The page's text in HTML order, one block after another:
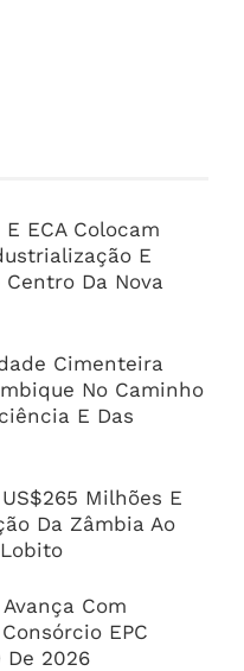
ECA Colocam
E
Centro Da Nova
Cimenteira
No Caminho
E Das
Milhões E
Da Zâmbia Ao
Com
EPC
De 2026